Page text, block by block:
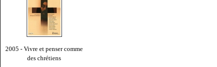
2005 - Vivre et penser comme
des chrétiens